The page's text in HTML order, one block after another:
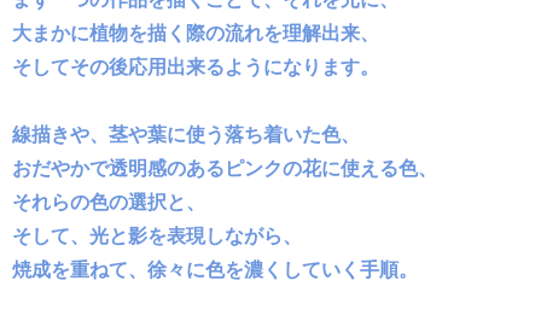
大まかに植物を描く際の流れを理解出来、
そしてその後応用出来るようになります。
線描きや、茎や葉に使う落ち着いた色、
おだやかで透明感のあるピンクの花に使える色、
それらの色の選択と、
そして、光と影を表現しながら、
焼成を重ねて、徐々に色を濃くしていく手順。